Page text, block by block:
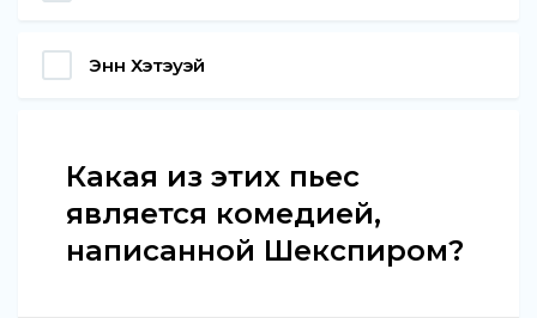
Энн Хэтэуэй
Какая из этих пьес
является комедией,
написанной Шекспиром?